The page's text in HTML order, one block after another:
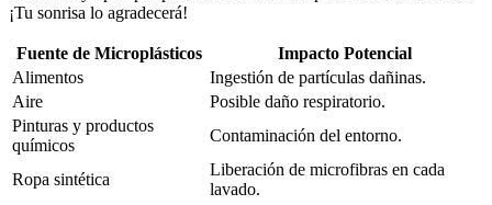
¡Tu sonrisa lo agradecerá!
Fuente de Microplásticos
Impacto Potencial
Alimentos
Ingestión de partículas dañinas.
Aire
Posible daño respiratorio.
Pinturas y productos
químicos
Contaminación del entorno.
Ropa sintética
Liberación de microfibras en cada
lavado.